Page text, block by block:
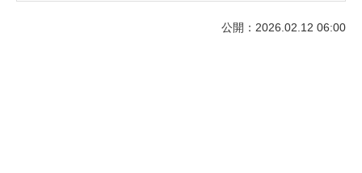
公開：2026.02.12 06:00